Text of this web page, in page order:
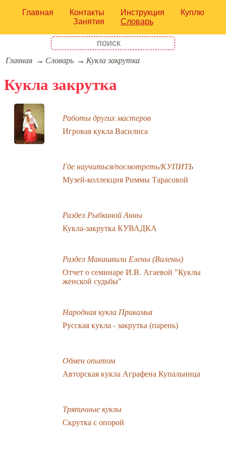
Главная Контакты Инструкция
Куплю
Занятия
Словарь
Главная Словарь Кукла закрутка
Кукла закрутка
Работы других мастеров
Игровая кукла Василиса
Где научиться/посмотреть/КУПИТЬ
Музей-коллекция Риммы Тарасовой
Раздел Рыбкиной Анны
Кукла-закрутка КУВАДКА
Раздел Макишвили Елены (Вилены)
Отчет о семинаре И.В. Агаевой "Куклы
женской судьбы"
Народная кукла Прикамья
Русская кукла - закрутка (парень)
Обмен опытом
Авторская кукла Аграфена Купальница
Тряпичные куклы
Скрутка с опорой